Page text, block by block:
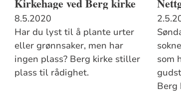
8.5.2020
Har du lyst til å plante urter
eller grønnsaker, men har
ingen plass? Berg kirke stiller
plass til rådighet.
som
Berg